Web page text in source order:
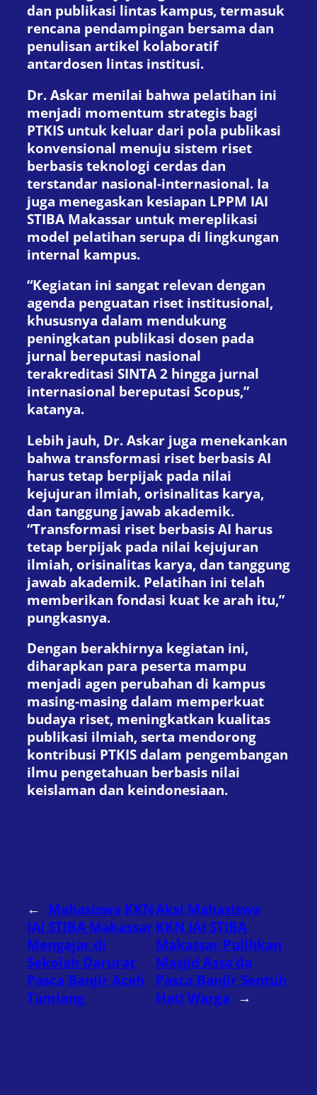
dan publikasi lintas kampus, termasuk
rencana pendampingan bersama dan
penulisan artikel kolaboratif
antardosen lintas institusi.
Dr. Askar menilai bahwa pelatihan ini
menjadi momentum strategis bagi
PTKIS untuk keluar dari pola publikasi
konvensional menuju sistem riset
berbasis teknologi cerdas dan
terstandar nasional-internasional. Ia
juga menegaskan kesiapan LPPM IAI
STIBA Makassar untuk mereplikasi
model pelatihan serupa di lingkungan
internal kampus.
“Kegiatan ini sangat relevan dengan
agenda penguatan riset institusional,
khususnya dalam mendukung
peningkatan publikasi dosen pada
jurnal bereputasi nasional
terakreditasi SINTA 2 hingga jurnal
internasional bereputasi Scopus,”
katanya.
Lebih jauh, Dr. Askar juga menekankan
bahwa transformasi riset berbasis AI
harus tetap berpijak pada nilai
kejujuran ilmiah, orisinalitas karya,
dan tanggung jawab akademik.
“Transformasi riset berbasis AI harus
tetap berpijak pada nilai kejujuran
ilmiah, orisinalitas karya, dan tanggung
jawab akademik. Pelatihan ini telah
memberikan fondasi kuat ke arah itu,”
pungkasnya.
Dengan berakhirnya kegiatan ini,
diharapkan para peserta mampu
menjadi agen perubahan di kampus
masing-masing dalam memperkuat
budaya riset, meningkatkan kualitas
publikasi ilmiah, serta mendorong
kontribusi PTKIS dalam pengembangan
ilmu pengetahuan berbasis nilai
keislaman dan keindonesiaan.
← Mahasiswa KKN
IAI STIBA Makassar
Mengajar di
Sekolah Darurat
Pasca Banjir Aceh
Tamiang
Aksi Mahasiswa
KKN IAI STIBA
Makassar Pulihkan
Masjid Assa’da
Pasca Banjir Sentuh
Hati Warga →